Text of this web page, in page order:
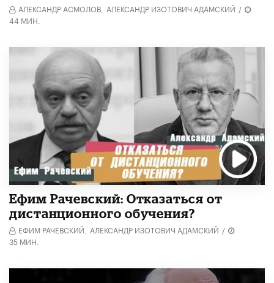
АЛЕКСАНДР АСМОЛОВ, АЛЕКСАНДР ИЗОТОВИЧ АДАМСКИЙ /
44 МИН.
Ефим Рачевский: Отказаться от
дистанционного обучения?
ЕФИМ РАЧЕВСКИЙ, АЛЕКСАНДР ИЗОТОВИЧ АДАМСКИЙ /
35 МИН.